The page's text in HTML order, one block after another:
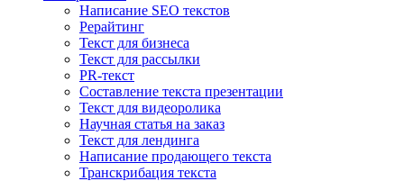
Написание SEO текстов
Рерайтинг
Текст для бизнеса
Текст для рассылки
PR-текст
Составление текста презентации
Текст для видеоролика
Научная статья на заказ
Текст для лендинга
Написание продающего текста
Транскрибация текста